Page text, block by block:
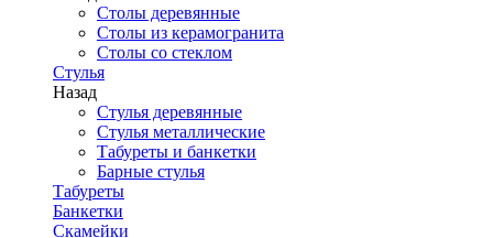
Столы деревянные
Столы из керамогранита
Столы со стеклом
Стулья
Назад
Стулья деревянные
Стулья металлические
Табуреты и банкетки
Барные стулья
Табуреты
Банкетки
Скамейки